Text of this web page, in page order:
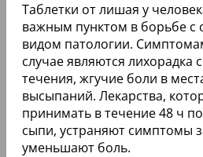
Таблетки от лишая у
важным пунктом в борьбе
видом патологии.
случае являются лихорадка
течения, жгучие боли в
высыпаний. Лекарства,
принимать в течение 48 ч
сыпи, устраняют симптомы
уменьшают боль.